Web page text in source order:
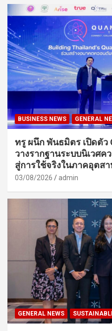
BUSINESS NEWS GENERAL
ทรู ผนึก พันธมิตร เปิดตัว
วางรากฐานระบบนิเวศ
สู่การใช้จริงในภาคอุตส
03/08/2026 admin
GENERAL NEWS